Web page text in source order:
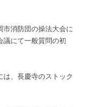
消防団の操法大会に
議にて一般質問の初
、長慶寺のストック